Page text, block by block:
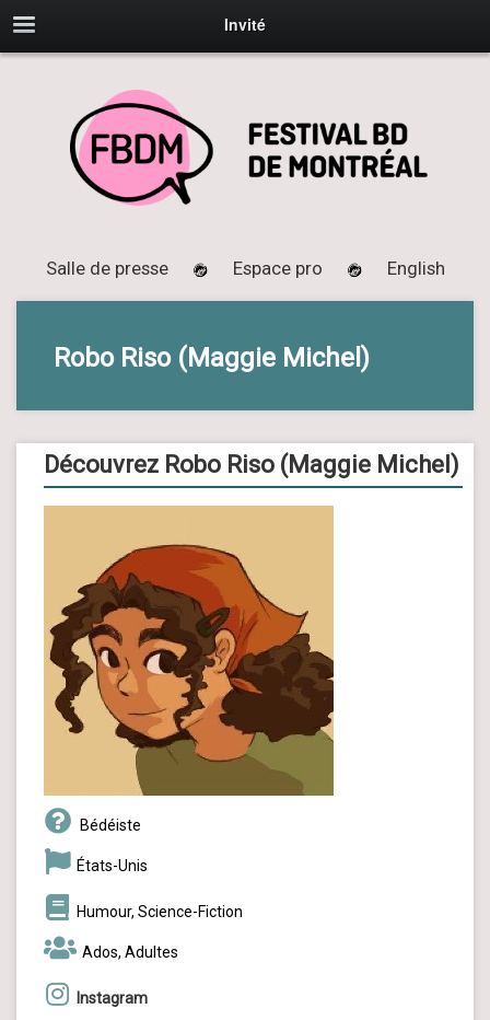
Invité
Salle de presse Espace pro English
Robo Riso (Maggie Michel)
Découvrez Robo Riso (Maggie Michel)
Bédéiste
États-Unis
Humour, Science-Fiction
Ados, Adultes
Instagram